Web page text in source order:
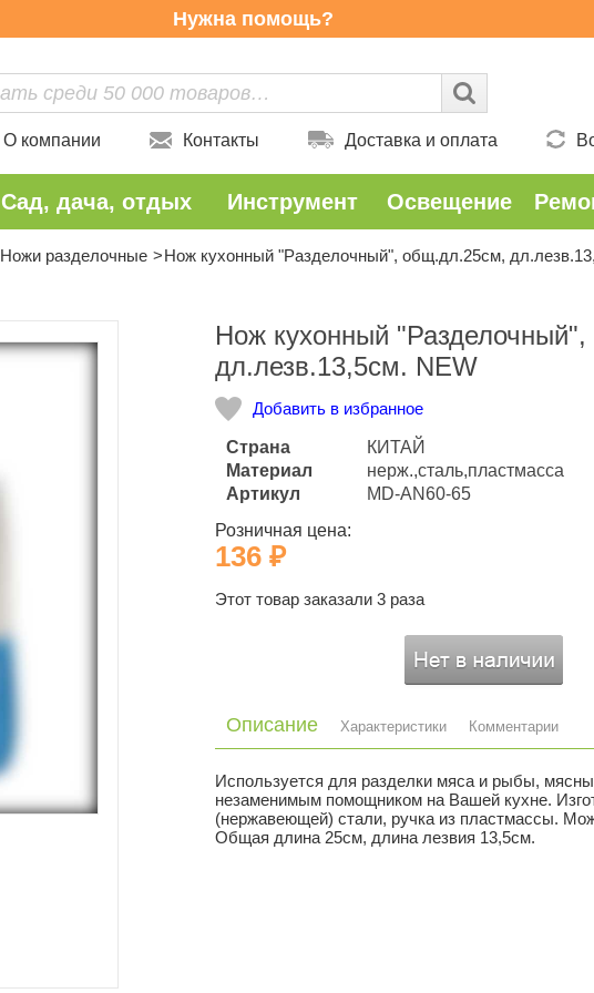
Нужна помощь?
О компании Контакты Доставка и оплата
Сад, дача, отдых Инструмент Освещение
Ножи разделочные Нож кухонный "Разделочный", общ.дл.25см,
Нож кухонный
дл.лезв.13,5см. NEW
Добавить в избранное
Страна
КИТАЙ
Материал
нерж.,сталь,пластмасса
Артикул
MD-AN60-65
Розничная цена:
136 ₽
Этот товар заказали 3 раза
Описание Характеристики Комментарии
Используется для разделки мяса и рыбы,
незаменимым помощником на Вашей кухне.
(нержавеющей) стали, ручка из пластмассы.
Общая длина 25см, длина лезвия 13,5см.